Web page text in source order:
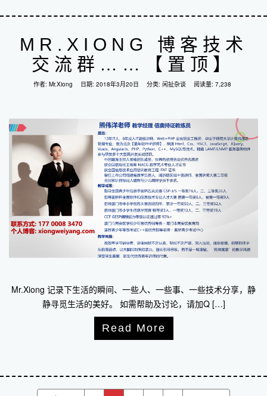
MR.XIONG 博客技术
交流群……【置顶】
作者: Mr.Xiong 日期: 2018年3月20日 分类: 闲扯杂谈 阅读量: 7,238
Mr.Xiong 记录下生活的瞬间、一些人、一些事、一些技术分享，静
静寻觅生活的美好。 如需帮助及讨论，请加Q […]
Read More